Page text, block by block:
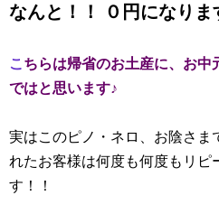
なんと！！ ０円になりま
こ ちらは帰省のお土産に、お中
ではと思います♪
実はこのピノ・ネロ、お陰さま
れたお客様は何度も何度もリピ
す！！